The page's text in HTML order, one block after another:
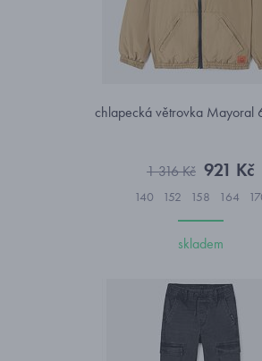
chlapecká větrovka Mayoral
1 316 Kč 921 Kč
140 152 158 164
skladem